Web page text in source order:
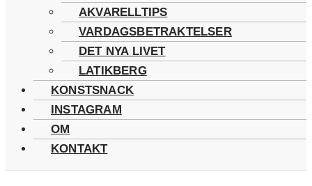
AKVARELLTIPS
VARDAGSBETRAKTELSER
DET NYA LIVET
LATIKBERG
KONSTSNACK
INSTAGRAM
OM
KONTAKT